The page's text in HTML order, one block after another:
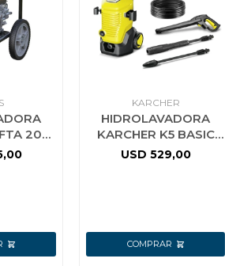
207
KARCHER
HIDROLAVADORA
KARCHER K5 BASIC
MOTOR
USD 529,00